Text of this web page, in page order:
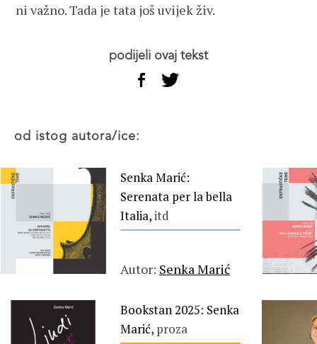
ni važno. Tada je tata još uvijek živ.
podijeli ovaj tekst
od istog autora/ice:
Senka Marić:
Serenata per la bella
Italia,itd
Autor: Senka Marić
Bookstan 2025: Senka
Marić, proza